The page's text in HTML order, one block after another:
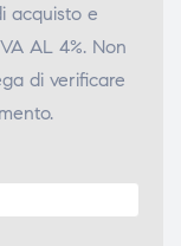
acquisto e
AL 4%. Non
di verificare